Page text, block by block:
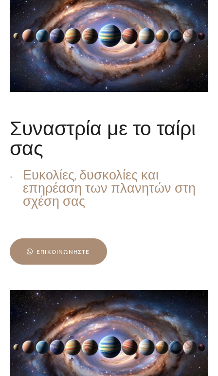
Συναστρία με το ταίρι
σας
Ευκολίες, δυσκολίες και
επηρέαση των πλανητών στη
σχέση σας
ΕΠΙΚΟΙΝΩΝΉΣΤΕ